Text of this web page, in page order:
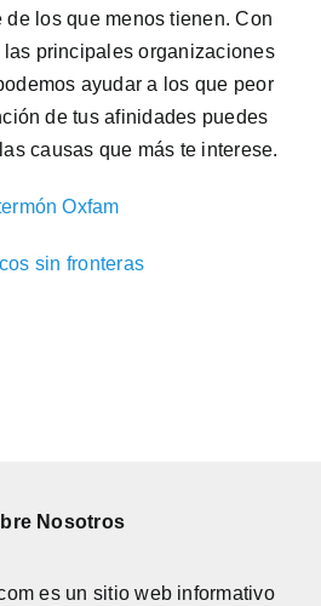
de los que menos tienen. Con
principales organizaciones
ayudar a los que peor
de tus afinidades puedes
causas que más te interese.
Oxfam
sin fronteras
Nosotros
es un sitio web informativo